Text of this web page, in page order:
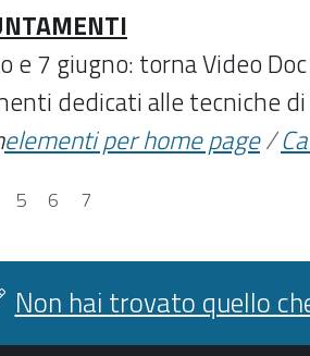
e 7 giugno: torna Video
dedicati alle tecniche di
elementi per home page/
5 6 7
Non hai trovato quello